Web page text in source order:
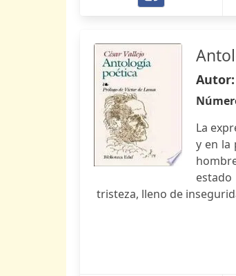
Autor:
La
y en la
tristeza, lleno de